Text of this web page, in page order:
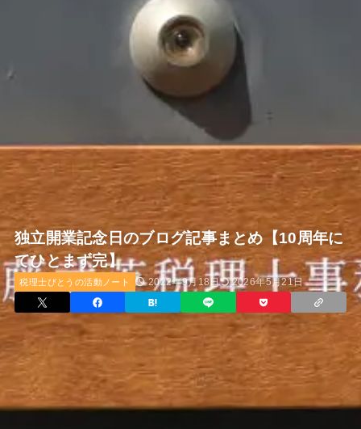
独立開業記念日のブログ記事まとめ【10周年に
てひとまず完】
税理士びとうの活動ノート 2022年9月18日 2026年5月21日